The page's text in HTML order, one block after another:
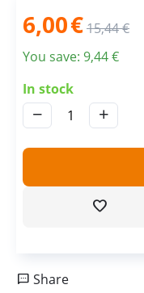
6,00€15,44€
You save: 9,44€
In stock
+
−
Share